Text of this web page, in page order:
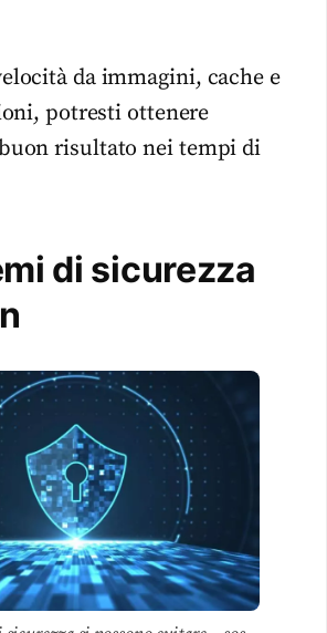
da immagini, cache e
potresti ottenere
risultato nei tempi di
di sicurezza